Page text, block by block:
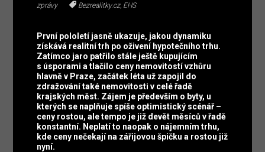
zprávy
Bezrealitky.cz, EHS
První pololetí jasně ukazuje, jakou dynamiku
získává realitní trh po oživení hypotečního trhu.
Zatímco jaro patřilo stále ještě kupujícím
s úsporami a tlačilo ceny nemovitostí vzhůru
hlavně v Praze, začátek léta už zapojil do
zdražování také nemovitosti v celé řadě
krajských měst. Zájem je především o byty, u
kterých se naplňuje spíše optimistický scénář –
ceny rostou, ale tempo je již devět měsíců v řadě
konstantní. Neplatí to naopak o nájemním trhu,
kde ceny nečekají na zářijovou špičku a rostou již
nyní.